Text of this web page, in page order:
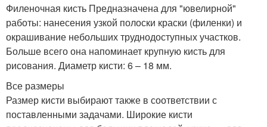
Филеночная кисть Предназначена для "ювелирной"
работы: нанесения узкой полоски краски (филенки) и
окрашивание небольших труднодоступных участков.
Больше всего она напоминает крупную кисть для
рисования. Диаметр кисти: 6 – 18 мм.
Все размеры
Размер кисти выбирают также в соответствии с
поставленными задачами. Широкие кисти